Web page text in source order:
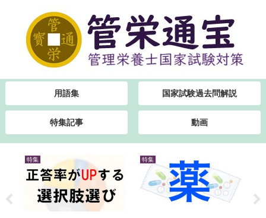
用語集 国家試験過去問解説
特集記事 動画
特集 特集